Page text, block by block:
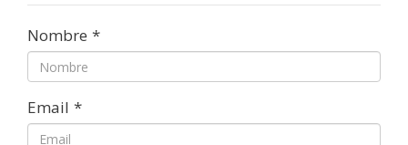
Nombre *
Email *